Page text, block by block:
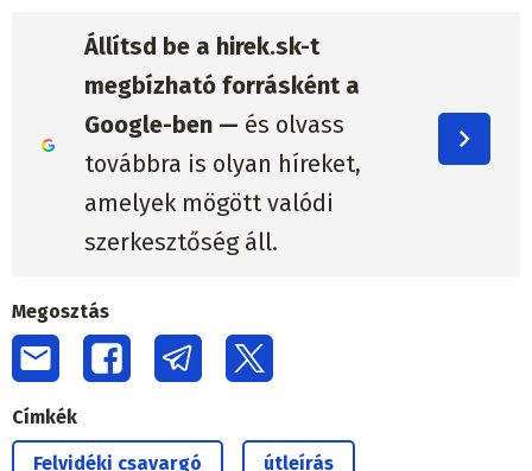
Állítsd be a hirek.sk-t
megbízható forrásként a
Google-ben — és olvass
továbbra is olyan híreket,
amelyek mögött valódi
szerkesztőség áll.
Megosztás
Címkék
Felvidéki csavargó útleírás